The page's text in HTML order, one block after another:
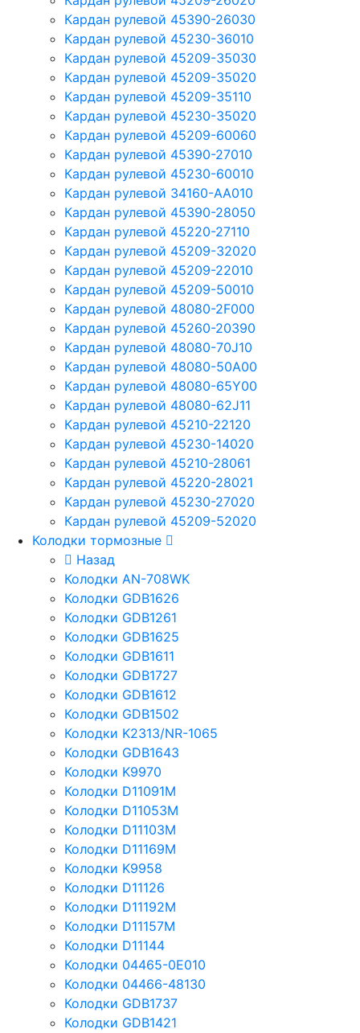
Кардан рулевой 45390-26030
Кардан рулевой 45230-36010
Кардан рулевой 45209-35030
Кардан рулевой 45209-35020
Кардан рулевой 45209-35110
Кардан рулевой 45230-35020
Кардан рулевой 45209-60060
Кардан рулевой 45390-27010
Кардан рулевой 45230-60010
Кардан рулевой 34160-AA010
Кардан рулевой 45390-28050
Кардан рулевой 45220-27110
Кардан рулевой 45209-32020
Кардан рулевой 45209-22010
Кардан рулевой 45209-50010
Кардан рулевой 48080-2F000
Кардан рулевой 45260-20390
Кардан рулевой 48080-70J10
Кардан рулевой 48080-50A00
Кардан рулевой 48080-65Y00
Кардан рулевой 48080-62J11
Кардан рулевой 45210-22120
Кардан рулевой 45230-14020
Кардан рулевой 45210-28061
Кардан рулевой 45220-28021
Кардан рулевой 45230-27020
Кардан рулевой 45209-52020
Колодки тормозные
Назад
Колодки AN-708WK
Колодки GDB1626
Колодки GDB1261
Колодки GDB1625
Колодки GDB1611
Колодки GDB1727
Колодки GDB1612
Колодки GDB1502
Колодки K2313/NR-1065
Колодки GDB1643
Колодки K9970
Колодки D11091M
Колодки D11053M
Колодки D11103M
Колодки D11169M
Колодки K9958
Колодки D11126
Колодки D11192M
Колодки D11157M
Колодки D11144
Колодки 04465-0E010
Колодки 04466-48130
Колодки GDB1737
Колодки GDB1421